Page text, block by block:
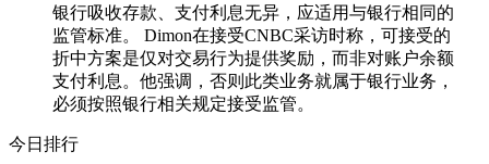
银行吸收存款、支付利息无异，应适用与银行相同的
监管标准。 Dimon在接受CNBC采访时称，可接受的
折中方案是仅对交易行为提供奖励，而非对账户余额
支付利息。他强调，否则此类业务就属于银行业务，
必须按照银行相关规定接受监管。
今日排行